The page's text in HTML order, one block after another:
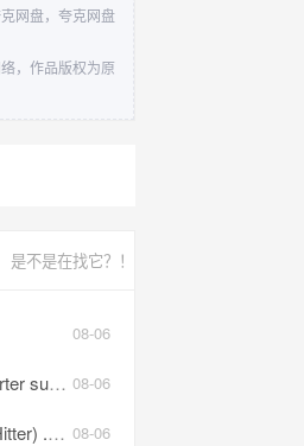
网盘，夸克网盘
，作品版权为原
是不是在找它？！
08-06
08-06
08-06
.mp3